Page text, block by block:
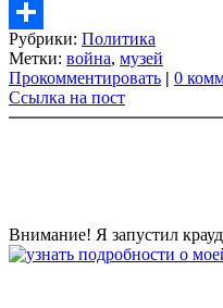
Copy
Link
Share
Рубрики: Политика
Метки: война, музей
Прокомментировать | 0
Ссылка на пост
Внимание! Я запустил